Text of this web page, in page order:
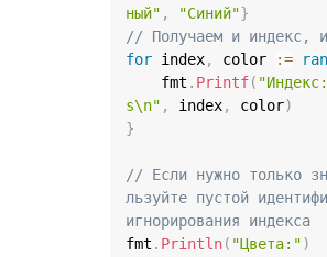
ный" , "Синий"}
// Получаем и индекс,
for index, color :=
    fmt
. Printf(
s\n" , index, color)
}
// Если нужно только
льзуйте пустой
игнорирования индекса
fmt . Println( "Цвета:")